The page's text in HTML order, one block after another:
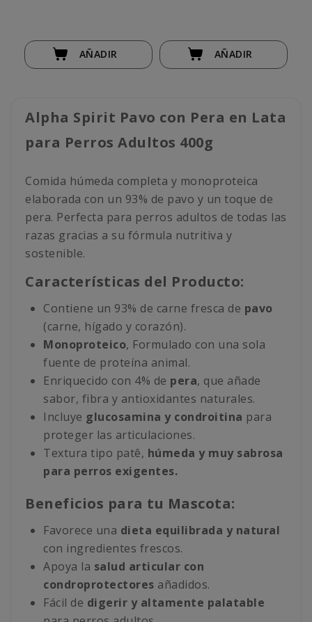
AÑADIR AÑADIR
Alpha Spirit Pavo con Pera en Lata
para Perros Adultos 400g
Comida húmeda completa y monoproteica
elaborada con un 93% de pavo y un toque de
pera. Perfecta para perros adultos de todas las
razas gracias a su fórmula nutritiva y
sostenible.
Características del Producto:
Contiene un 93% de carne fresca de pavo
(carne, hígado y corazón).
Monoproteico, Formulado con una sola
fuente de proteína animal.
Enriquecido con 4% de pera, que añade
sabor, fibra y antioxidantes naturales.
Incluye glucosamina y condroitina para
proteger las articulaciones.
Textura tipo patê, húmeda y muy sabrosa
para perros exigentes.
Beneficios para tu Mascota:
Favorece una dieta equilibrada y natural
con ingredientes frescos.
Apoya la salud articular con
condroprotectores añadidos.
Fácil de digerir y altamente palatable